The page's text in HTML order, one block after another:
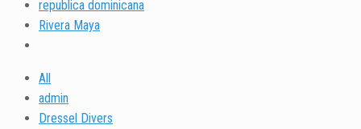
republica dominicana
Rivera Maya
All
admin
Dressel Divers